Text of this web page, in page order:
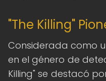
"The Killing"
Considerada como
en el género de
Killing" se destacó